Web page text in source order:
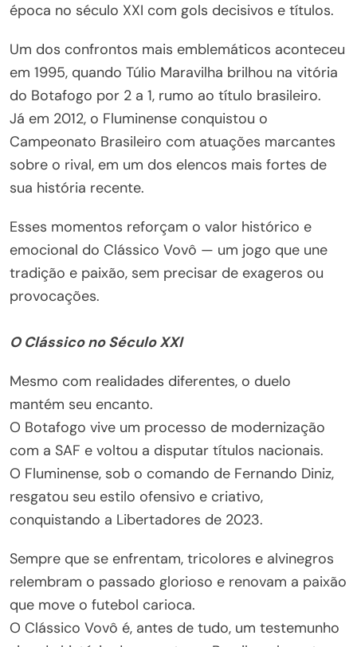
época no século XXI com gols decisivos e títulos.
Um dos confrontos mais emblemáticos aconteceu
em 1995, quando Túlio Maravilha brilhou na vitória
do Botafogo por 2 a 1, rumo ao título brasileiro.
Já em 2012, o Fluminense conquistou o
Campeonato Brasileiro com atuações marcantes
sobre o rival, em um dos elencos mais fortes de
sua história recente.
Esses momentos reforçam o valor histórico e
emocional do Clássico Vovô — um jogo que une
tradição e paixão, sem precisar de exageros ou
provocações.
O Clássico no Século XXI
Mesmo com realidades diferentes, o duelo
mantém seu encanto.
O Botafogo vive um processo de modernização
com a SAF e voltou a disputar títulos nacionais.
O Fluminense, sob o comando de Fernando Diniz,
resgatou seu estilo ofensivo e criativo,
conquistando a Libertadores de 2023.
Sempre que se enfrentam, tricolores e alvinegros
relembram o passado glorioso e renovam a paixão
que move o futebol carioca.
O Clássico Vovô é, antes de tudo, um testemunho